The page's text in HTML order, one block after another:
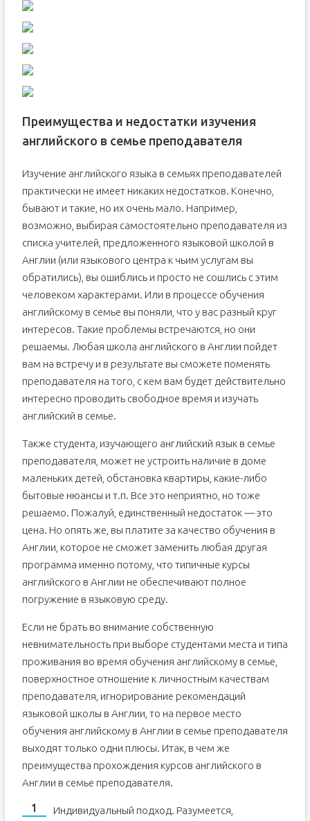
Преимущества и недостатки изучения
английского в семье преподавателя
Изучение английского языка в семьях преподавателей
практически не имеет никаких недостатков. Конечно,
бывают и такие, но их очень мало. Например,
возможно, выбирая самостоятельно преподавателя из
списка учителей, предложенного языковой школой в
Англии (или языкового центра к чьим услугам вы
обратились), вы ошиблись и просто не сошлись с этим
человеком характерами. Или в процессе обучения
английскому в семье вы поняли, что у вас разный круг
интересов. Такие проблемы встречаются, но они
решаемы. Любая школа английского в Англии пойдет
вам на встречу и в результате вы сможете поменять
преподавателя на того, с кем вам будет действительно
интересно проводить свободное время и изучать
английский в семье.
Также студента, изучающего английский язык в семье
преподавателя, может не устроить наличие в доме
маленьких детей, обстановка квартиры, какие-либо
бытовые нюансы и т.п. Все это неприятно, но тоже
решаемо. Пожалуй, единственный недостаток — это
цена. Но опять же, вы платите за качество обучения в
Англии, которое не сможет заменить любая другая
программа именно потому, что типичные курсы
английского в Англии не обеспечивают полное
погружение в языковую среду.
Если не брать во внимание собственную
невнимательность при выборе студентами места и типа
проживания во время обучения английскому в семье,
поверхностное отношение к личностным качествам
преподавателя, игнорирование рекомендаций
языковой школы в Англии, то на первое место
обучения английскому в Англии в семье преподавателя
выходят только одни плюсы. Итак, в чем же
преимущества прохождения курсов английского в
Англии в семье преподавателя.
Индивидуальный подход. Разумеется,